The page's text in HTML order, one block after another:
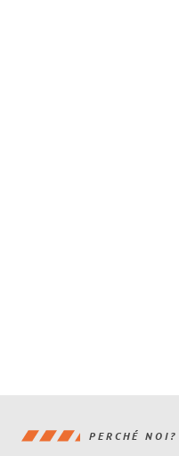
PERCHÉ NOI?